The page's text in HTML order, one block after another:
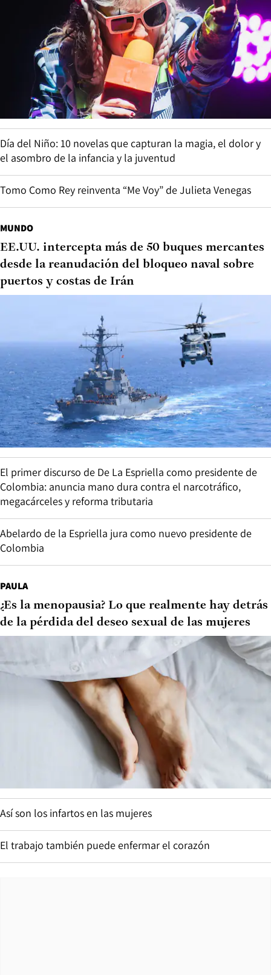
Día del Niño: 10 novelas que capturan la magia, el dolor y
el asombro de la infancia y la juventud
Tomo Como Rey reinventa “Me Voy” de Julieta Venegas
MUNDO
EE.UU. intercepta más de 50 buques mercantes
desde la reanudación del bloqueo naval sobre
puertos y costas de Irán
El primer discurso de De La Espriella como presidente de
Colombia: anuncia mano dura contra el narcotráfico,
megacárceles y reforma tributaria
Abelardo de la Espriella jura como nuevo presidente de
Colombia
PAULA
¿Es la menopausia? Lo que realmente hay detrás
de la pérdida del deseo sexual de las mujeres
Así son los infartos en las mujeres
El trabajo también puede enfermar el corazón